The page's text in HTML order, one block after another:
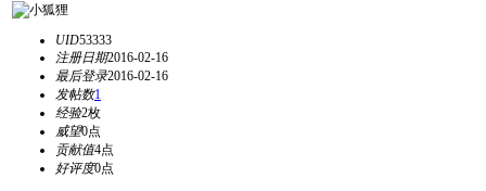
UID53333
注册日期2016-02-16
最后登录2016-02-16
发帖数1
经验2枚
威望0点
贡献值4点
好评度0点